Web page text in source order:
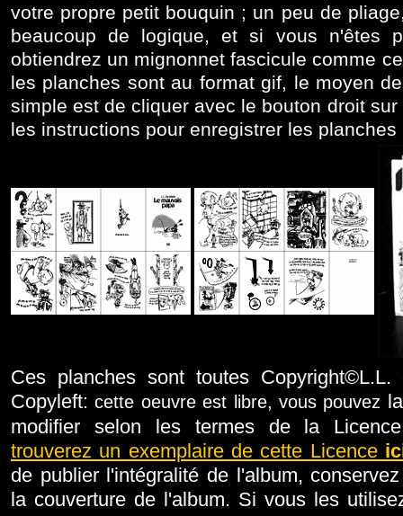
votre propre petit bouquin ; un peu de
beaucoup de logique, et si vous n'êtes
obtiendrez un mignonnet fascicule comme
les planches sont au format gif, le moyen
simple est de cliquer avec le bouton droit
les instructions pour enregistrer les planches
Ces planches sont toutes
Copyleft:cette oeuvre est libre, vous pouvez
modifier selon les termes de la
trouverez un exemplaire de cette Licence
de publier l'intégralité de l'album,
la couverture de l'album. Si vous les